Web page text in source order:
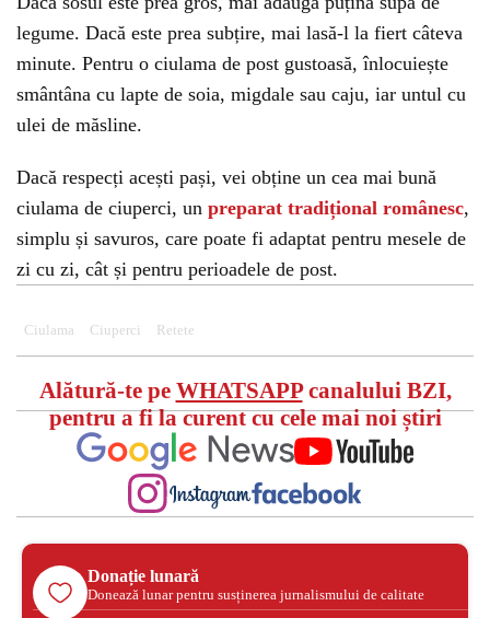
legume. Dacă este prea subțire, mai lasă-l la fiert câteva
minute. Pentru o ciulama de post gustoasă, înlocuiește
smântâna cu lapte de soia, migdale sau caju, iar untul cu
ulei de măsline.
Dacă respecți acești pași, vei obține un cea mai bună
ciulama de ciuperci, un preparat tradițional românesc,
simplu și savuros, care poate fi adaptat pentru mesele de
zi cu zi, cât și pentru perioadele de post.
Ciulama Ciuperci Retete
Alătură-te pe WHATSAPPcanalului BZI,
pentru a fi la curent cu cele mai noi știri
Donație lunară
Donează lunar pentru susținerea jurnalismului de calitate